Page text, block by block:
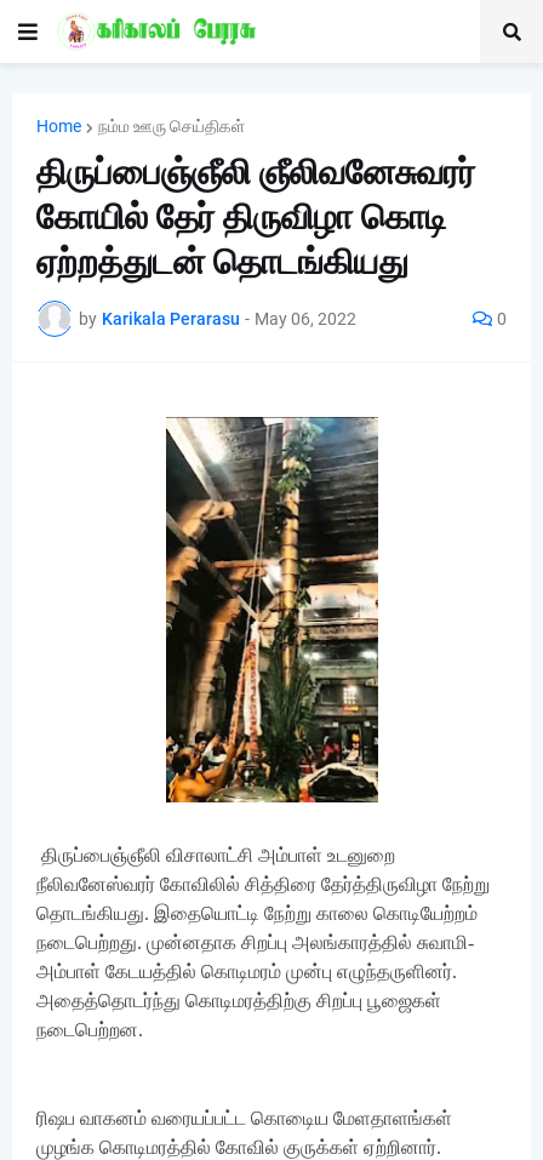
Home நம்ம ஊரு செய்திகள்
திருப்பைஞ்ஞீலி ஞீலிவனேசுவரர்
கோயில் தேர் திருவிழா கொடி
ஏற்றத்துடன் தொடங்கியது
by Karikala Perarasu - May 06, 2022 0
திருப்பைஞ்ஞீலி விசாலாட்சி அம்பாள் உடனுறை
நீலிவனேஸ்வரர் கோவிலில் சித்திரை தேர்த்திருவிழா நேற்று
தொடங்கியது. இதையொட்டி நேற்று காலை கொடியேற்றம்
நடைபெற்றது. முன்னதாக சிறப்பு அலங்காரத்தில் சுவாமி-
அம்பாள் கேடயத்தில் கொடிமரம் முன்பு எழுந்தருளினர்.
அதைத்தொடர்ந்து கொடிமரத்திற்கு சிறப்பு பூஜைகள்
நடைபெற்றன.
ரிஷப வாகனம் வரையப்பட்ட கொடிைய மேளதாளங்கள்
முழங்க கொடிமரத்தில் கோவில் குருக்கள் ஏற்றினார்.